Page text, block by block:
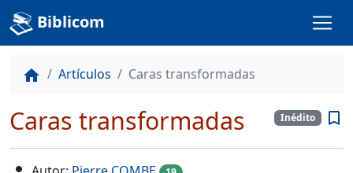
Biblicom
home Artículos Caras transformadas
Inédito bookmark_border
Caras transformadas